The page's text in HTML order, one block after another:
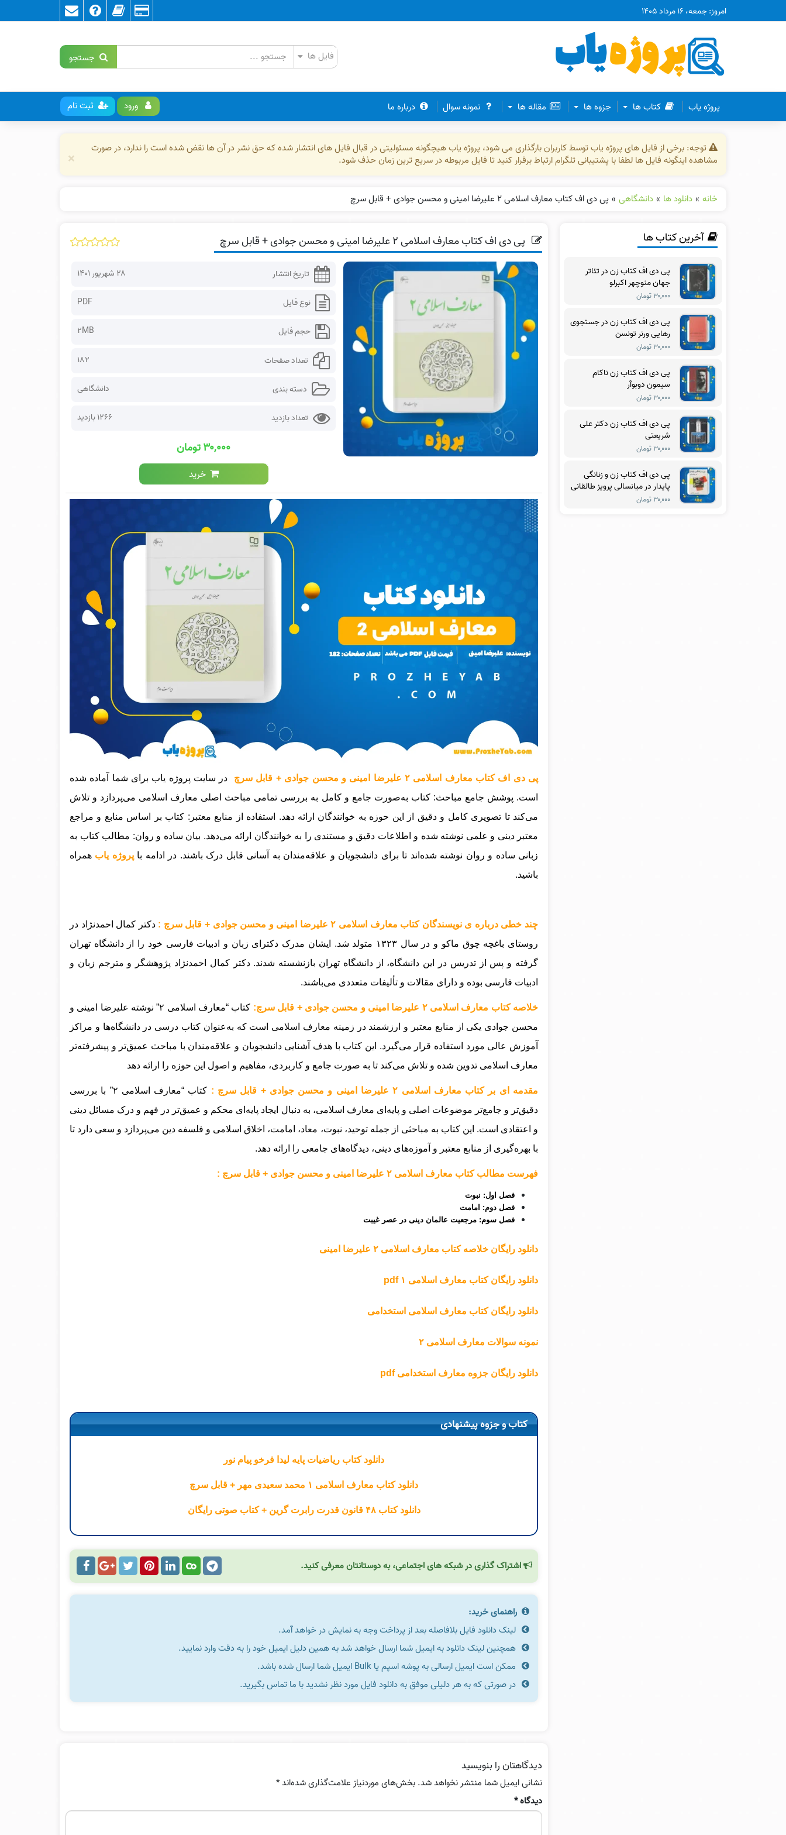
امروز: جمعه، ۱۶ مرداد ۱۴۰۵
جستجو
پروژه یاب کتاب ها جزوه ها مقاله ها نمونه سوال درباره ما ورود ثبت نام
توجه: برخی از فایل های پروژه یاب توسط کاربران بارگذاری می شود، پروژه یاب هیچگونه مسئولیتی در قبال فایل های انتشار شده که حق نشر در آن ها نقض شده است را ندارد، در صورت
مشاهده اینگونه فایل ها لطفا با پشتیبانی تلگرام ارتباط برقرار کنید تا فایل مربوطه در سریع ترین زمان حذف شود.
×
خانه » دانلود ها » دانشگاهی » پی دی اف کتاب معارف اسلامی ۲ علیرضا امینی و محسن جوادی + قابل سرچ
پی دی اف کتاب معارف اسلامی ۲ علیرضا امینی و محسن جوادی + قابل سرچ
تاریخ انتشار ۲۸ شهریور ۱۴۰۱
نوع فایل PDF
حجم فایل 2MB
تعداد صفحات 182
دسته بندی دانشگاهی
تعداد بازدید 1266 بازدید
۳۰,۰۰۰ تومان
خرید
پی دی اف کتاب معارف اسلامی ۲ علیرضا امینی و محسن جوادی + قابل سرچ
در سایت پروژه یاب برای شما آماده شده
است. پوشش جامع مباحث: کتاب به‌صورت جامع و کامل به بررسی تمامی مباحث اصلی معارف اسلامی می‌پردازد و تلاش
می‌کند تا تصویری کامل و دقیق از این حوزه به خوانندگان ارائه دهد. استفاده از منابع معتبر: کتاب بر اساس منابع و مراجع
معتبر دینی و علمی نوشته شده و اطلاعات دقیق و مستندی را به خوانندگان ارائه می‌دهد. بیان ساده و روان: مطالب کتاب به
زبانی ساده و روان نوشته شده‌اند تا برای دانشجویان و علاقه‌مندان به آسانی قابل درک باشند. در ادامه با پروژه یاب همراه
باشید.
چند خطی درباره ی نویسندگان کتاب معارف اسلامی ۲ علیرضا امینی و محسن جوادی + قابل سرچ :
دکتر کمال احمدنژاد در
روستای باغچه چوق ماکو و در سال ۱۳۲۳ متولد شد. ایشان مدرک دکترای زبان و ادبیات فارسی خود را از دانشگاه تهران
گرفته و پس از تدریس در این دانشگاه، از دانشگاه تهران بازنشسته شدند. دکتر کمال احمدنژاد پژوهشگر و مترجم زبان و
ادبیات فارسی بوده و دارای مقالات و تألیفات متعددی می‌باشند.
خلاصه کتاب معارف اسلامی ۲ علیرضا امینی و محسن جوادی + قابل سرچ:
کتاب “معارف اسلامی ۲” نوشته علیرضا امینی و
محسن جوادی یکی از منابع معتبر و ارزشمند در زمینه معارف اسلامی است که به‌عنوان کتاب درسی در دانشگاه‌ها و مراکز
آموزش عالی مورد استفاده قرار می‌گیرد. این کتاب با هدف آشنایی دانشجویان و علاقه‌مندان با مباحث عمیق‌تر و پیشرفته‌تر
معارف اسلامی تدوین شده و تلاش می‌کند تا به صورت جامع و کاربردی، مفاهیم و اصول این حوزه را ارائه دهد
مقدمه ای بر کتاب معارف اسلامی ۲ علیرضا امینی و محسن جوادی + قابل سرچ :
کتاب “معارف اسلامی ۲” با بررسی
دقیق‌تر و جامع‌تر موضوعات اصلی و پایه‌ای معارف اسلامی، به دنبال ایجاد پایه‌ای محکم و عمیق‌تر در فهم و درک مسائل دینی
و اعتقادی است. این کتاب به مباحثی از جمله توحید، نبوت، معاد، امامت، اخلاق اسلامی و فلسفه دین می‌پردازد و سعی دارد تا
با بهره‌گیری از منابع معتبر و آموزه‌های دینی، دیدگاه‌های جامعی را ارائه دهد.
فهرست مطالب کتاب معارف اسلامی ۲ علیرضا امینی و محسن جوادی + قابل سرچ :
فصل اول: نبوت
فصل دوم: امامت
فصل سوم: مرجعیت عالمان دینى در عصر غیبت
دانلود رایگان خلاصه کتاب معارف اسلامی ۲ علیرضا امینی
دانلود رایگان کتاب معارف اسلامی ۱ pdf
دانلود رایگان کتاب معارف اسلامی استخدامی
نمونه سوالات معارف اسلامی ۲
دانلود رایگان جزوه معارف استخدامی pdf
کتاب و جزوه پیشنهادی
دانلود کتاب ریاضیات پایه لیدا فرخو پیام نور
دانلود کتاب معارف اسلامی ۱ محمد سعیدی مهر + قابل سرچ
دانلود کتاب ۴۸ قانون قدرت رابرت گرین + کتاب صوتی رایگان
اشتراک گذاری در شبکه های اجتماعی، به دوستانتان معرفی کنید.
راهنمای خرید:
لینک دانلود فایل بلافاصله بعد از پرداخت وجه به نمایش در خواهد آمد.
همچنین لینک دانلود به ایمیل شما ارسال خواهد شد به همین دلیل ایمیل خود را به دقت وارد نمایید.
ممکن است ایمیل ارسالی به پوشه اسپم یا Bulk ایمیل شما ارسال شده باشد.
در صورتی که به هر دلیلی موفق به دانلود فایل مورد نظر نشدید با ما تماس بگیرید.
دیدگاهتان را بنویسید
نشانی ایمیل شما منتشر نخواهد شد. بخش‌های موردنیاز علامت‌گذاری شده‌اند*
دیدگاه*
آخرین کتاب ها
پی دی اف کتاب زن در تئاتر
جهان منوچهر اکبرلو
۳۰,۰۰۰ تومان
پی دی اف کتاب زن در جستجوی
رهایی ورنر تونسن
۳۰,۰۰۰ تومان
پی دی اف کتاب زن ناکام
سیمون دوبوآر
۳۰,۰۰۰ تومان
پی دی اف کتاب زن دکتر علی
شریعتی
۳۰,۰۰۰ تومان
پی دی اف کتاب زن و زنانگی
پایدار در میانسالی پرویز طالقانی
۳۰,۰۰۰ تومان